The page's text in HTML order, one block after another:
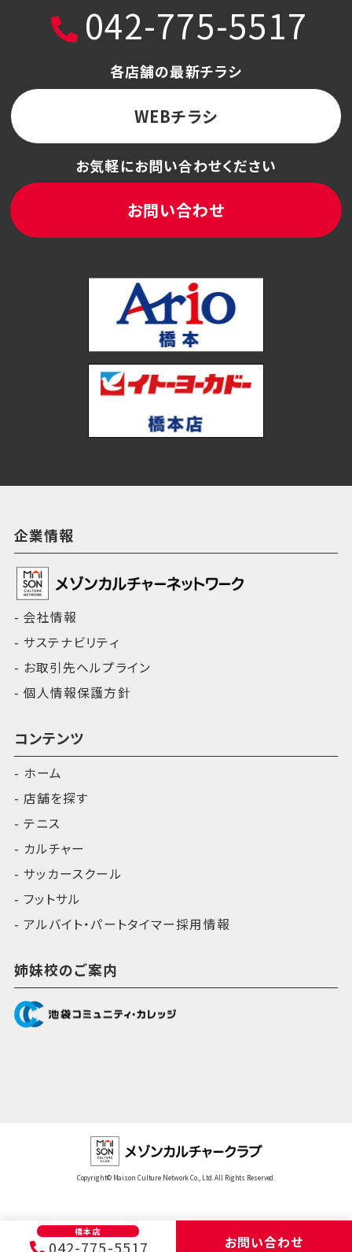
橋本店
042-775-5517 お問い合わせ
042-775-5517
各店舗の最新チラシ
WEBチラシ
お気軽にお問い合わせください
お問い合わせ
企業情報
会社情報
サステナビリティ
お取引先ヘルプライン
個人情報保護方針
コンテンツ
ホーム
店舗を探す
テニス
カルチャー
サッカースクール
フットサル
アルバイト・パートタイマー採用情報
姉妹校のご案内
Copyright© Maison Culture Network Co., Ltd. All Rights Reserved.